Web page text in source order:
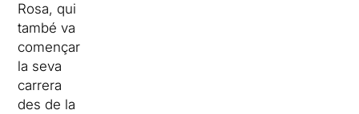
Rosa, qui
també va
començar
la seva
carrera
des de la